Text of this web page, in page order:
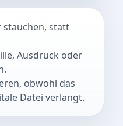
stauchen, statt
Ausdruck oder
obwohl das
Datei verlangt.